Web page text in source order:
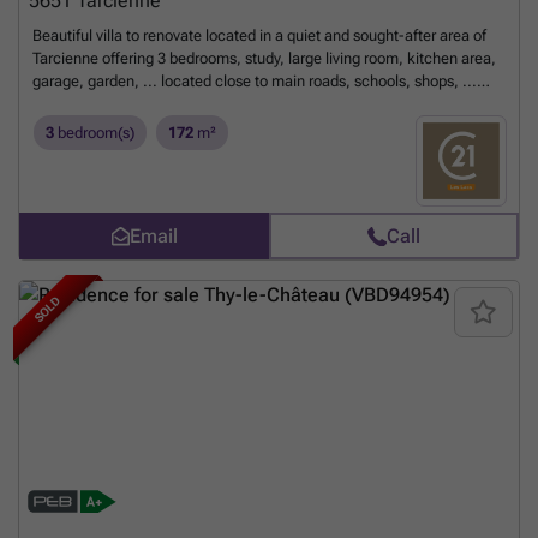
Beautiful villa to renovate located in a quiet and sought-after area of
Tarcienne offering 3 bedrooms, study, large living room, kitchen area,
garage, garden, ... located close to main roads, schools, shops, ...
owners. ENERGY PERFORMANCE: PEB N°20260425009886 - PEB F -
Want to know
3 bedroom(s) 172 m²
Email Call
SOLD